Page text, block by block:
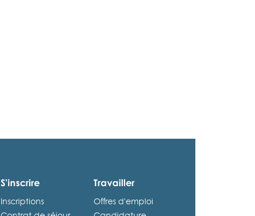
S'inscrire
Inscriptions
Travailler
Offres d'emploi